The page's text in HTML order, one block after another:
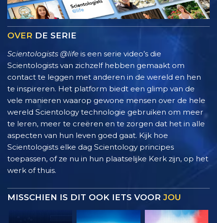
OVER DE SERIE
Scientologists @life is een serie video’s die
Scientologists van zichzelf hebben gemaakt om
contact te leggen met anderen in de wereld en hen
te inspireren. Het platform biedt een glimp van de
vele manieren waarop gewone mensen over de hele
wereld Scientology technologie gebruiken om meer
te leren, meer te creëren en te zorgen dat het in alle
aspecten van hun leven goed gaat. Kijk hoe
Scientologists elke dag Scientology principes
toepassen, of ze nu in hun plaatselijke Kerk zijn, op het
werk of thuis.
MISSCHIEN IS DIT OOK IETS VOOR JOU